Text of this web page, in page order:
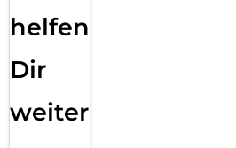
helfen
Dir
weiter